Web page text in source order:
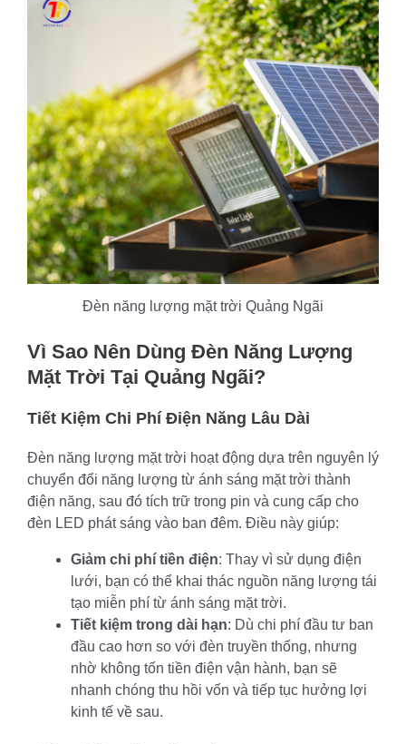
Đèn năng lượng mặt trời Quảng Ngãi
Vì Sao Nên Dùng Đèn Năng Lượng
Mặt Trời Tại Quảng Ngãi?
Tiết Kiệm Chi Phí Điện Năng Lâu Dài
Đèn năng lượng mặt trời hoạt động dựa trên nguyên lý
chuyển đổi năng lượng từ ánh sáng mặt trời thành
điện năng, sau đó tích trữ trong pin và cung cấp cho
đèn LED phát sáng vào ban đêm. Điều này giúp:
Giảm chi phí tiền điện: Thay vì sử dụng điện
lưới, bạn có thể khai thác nguồn năng lượng tái
tạo miễn phí từ ánh sáng mặt trời.
Tiết kiệm trong dài hạn: Dù chi phí đầu tư ban
đầu cao hơn so với đèn truyền thống, nhưng
nhờ không tốn tiền điện vận hành, bạn sẽ
nhanh chóng thu hồi vốn và tiếp tục hưởng lợi
kinh tế về sau.